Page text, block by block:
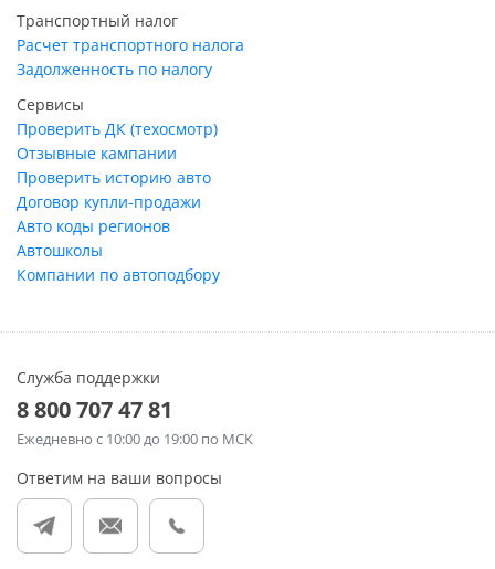
Транспортный налог
Расчет транспортного налога
Задолженность по налогу
Сервисы
Проверить ДК (техосмотр)
Отзывные кампании
Проверить историю авто
Договор купли-продажи
Авто коды регионов
Автошколы
Компании по автоподбору
Служба поддержки
8 800 707 47 81
Ежедневно с 10:00 до 19:00 по МСК
Ответим на ваши вопросы